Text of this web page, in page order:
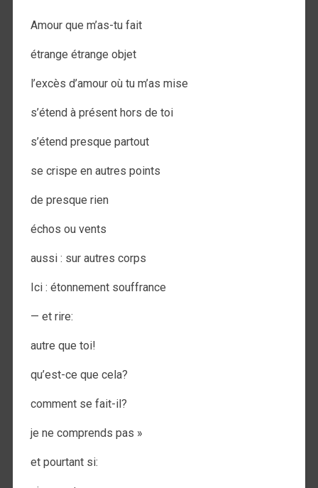
Amour que m’as-tu fait
étrange étrange objet
l’excès d’amour où tu m’as mise
s’étend à présent hors de toi
s’étend presque partout
se crispe en autres points
de presque rien
échos ou vents
aussi : sur autres corps
Ici : étonnement souffrance
— et rire:
autre que toi!
qu’est-ce que cela?
comment se fait-il?
je ne comprends pas »
et pourtant si: